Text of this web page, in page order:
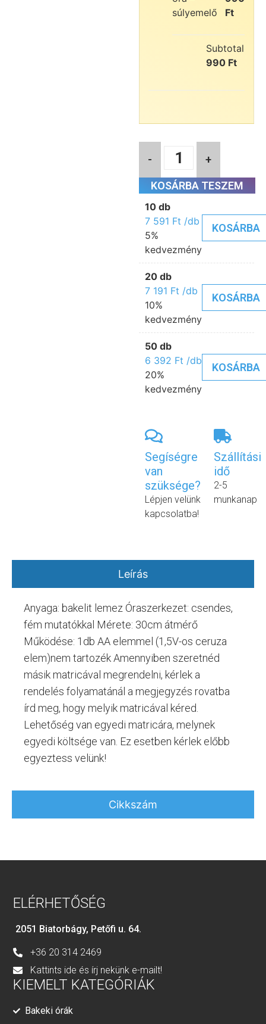
súlyemelő
Ft
Subtotal:
990 Ft
- +
KOSÁRBA TESZEM
10 db
7 591 Ft /db
5%
kedvezmény
KOSÁRBA
20 db
7 191 Ft /db
10%
kedvezmény
KOSÁRBA
50 db
6 392 Ft /db
20%
kedvezmény
KOSÁRBA
Segíségre
van
szüksége?
Lépjen velünk
kapcsolatba!
Szállítási
idő
2-5
munkanap
Leírás
Cikkszám
Anyaga: bakelit lemez Óraszerkezet: csendes,
fém mutatókkal Mérete: 30cm átmérő
Működése: 1db AA elemmel (1,5V-os ceruza
elem)nem tartozék Amennyiben szeretnéd
másik matricával megrendelni, kérlek a
rendelés folyamatánál a megjegyzés rovatba
írd meg, hogy melyik matricával kéred.
Lehetőség van egyedi matricára, melynek
egyedi költsége van. Ez esetben kérlek előbb
egyeztess velünk!
ELÉRHETŐSÉG
2051 Biatorbágy, Petőfi u. 64.
+36 20 314 2469
Kattints ide és írj nekünk e-mailt!
KIEMELT KATEGÓRIÁK
Bakeki órák